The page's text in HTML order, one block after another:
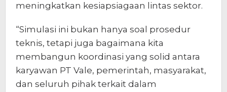
meningkatkan kesiapsiagaan lintas sektor.
“Simulasi ini bukan hanya soal prosedur
teknis, tetapi juga bagaimana kita
membangun koordinasi yang solid antara
karyawan PT Vale, pemerintah, masyarakat,
dan seluruh pihak terkait dalam